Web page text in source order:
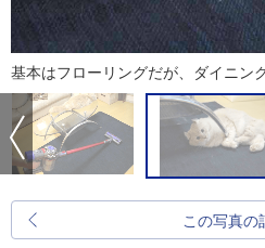
基本はフローリングだが、ダイニン
この写真の